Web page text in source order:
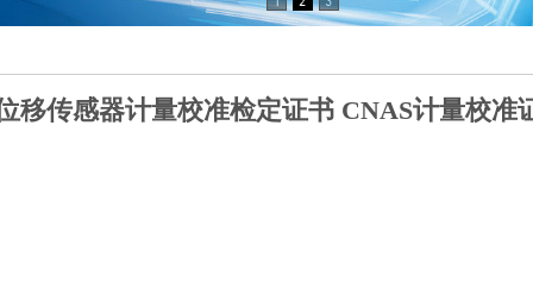
移传感器计量校准检定证书 CNAS计量校准